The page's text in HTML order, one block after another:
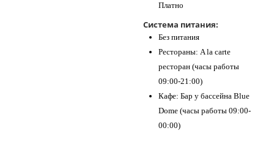
Платно
Система питания:
Без питания
Рестораны: A la carte
ресторан (часы работы
09:00-21:00)
Кафе: Бар у бассейна Blue
Dome (часы работы 09:00-
00:00)